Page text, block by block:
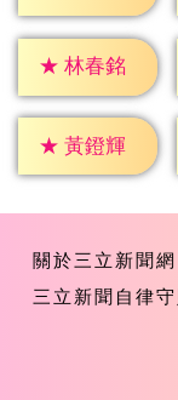
★ 林春銘
★ 黃鐙輝
關於三立新聞網
三立新聞自律守